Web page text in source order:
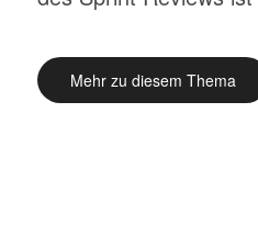
Mehr zu diesem Thema